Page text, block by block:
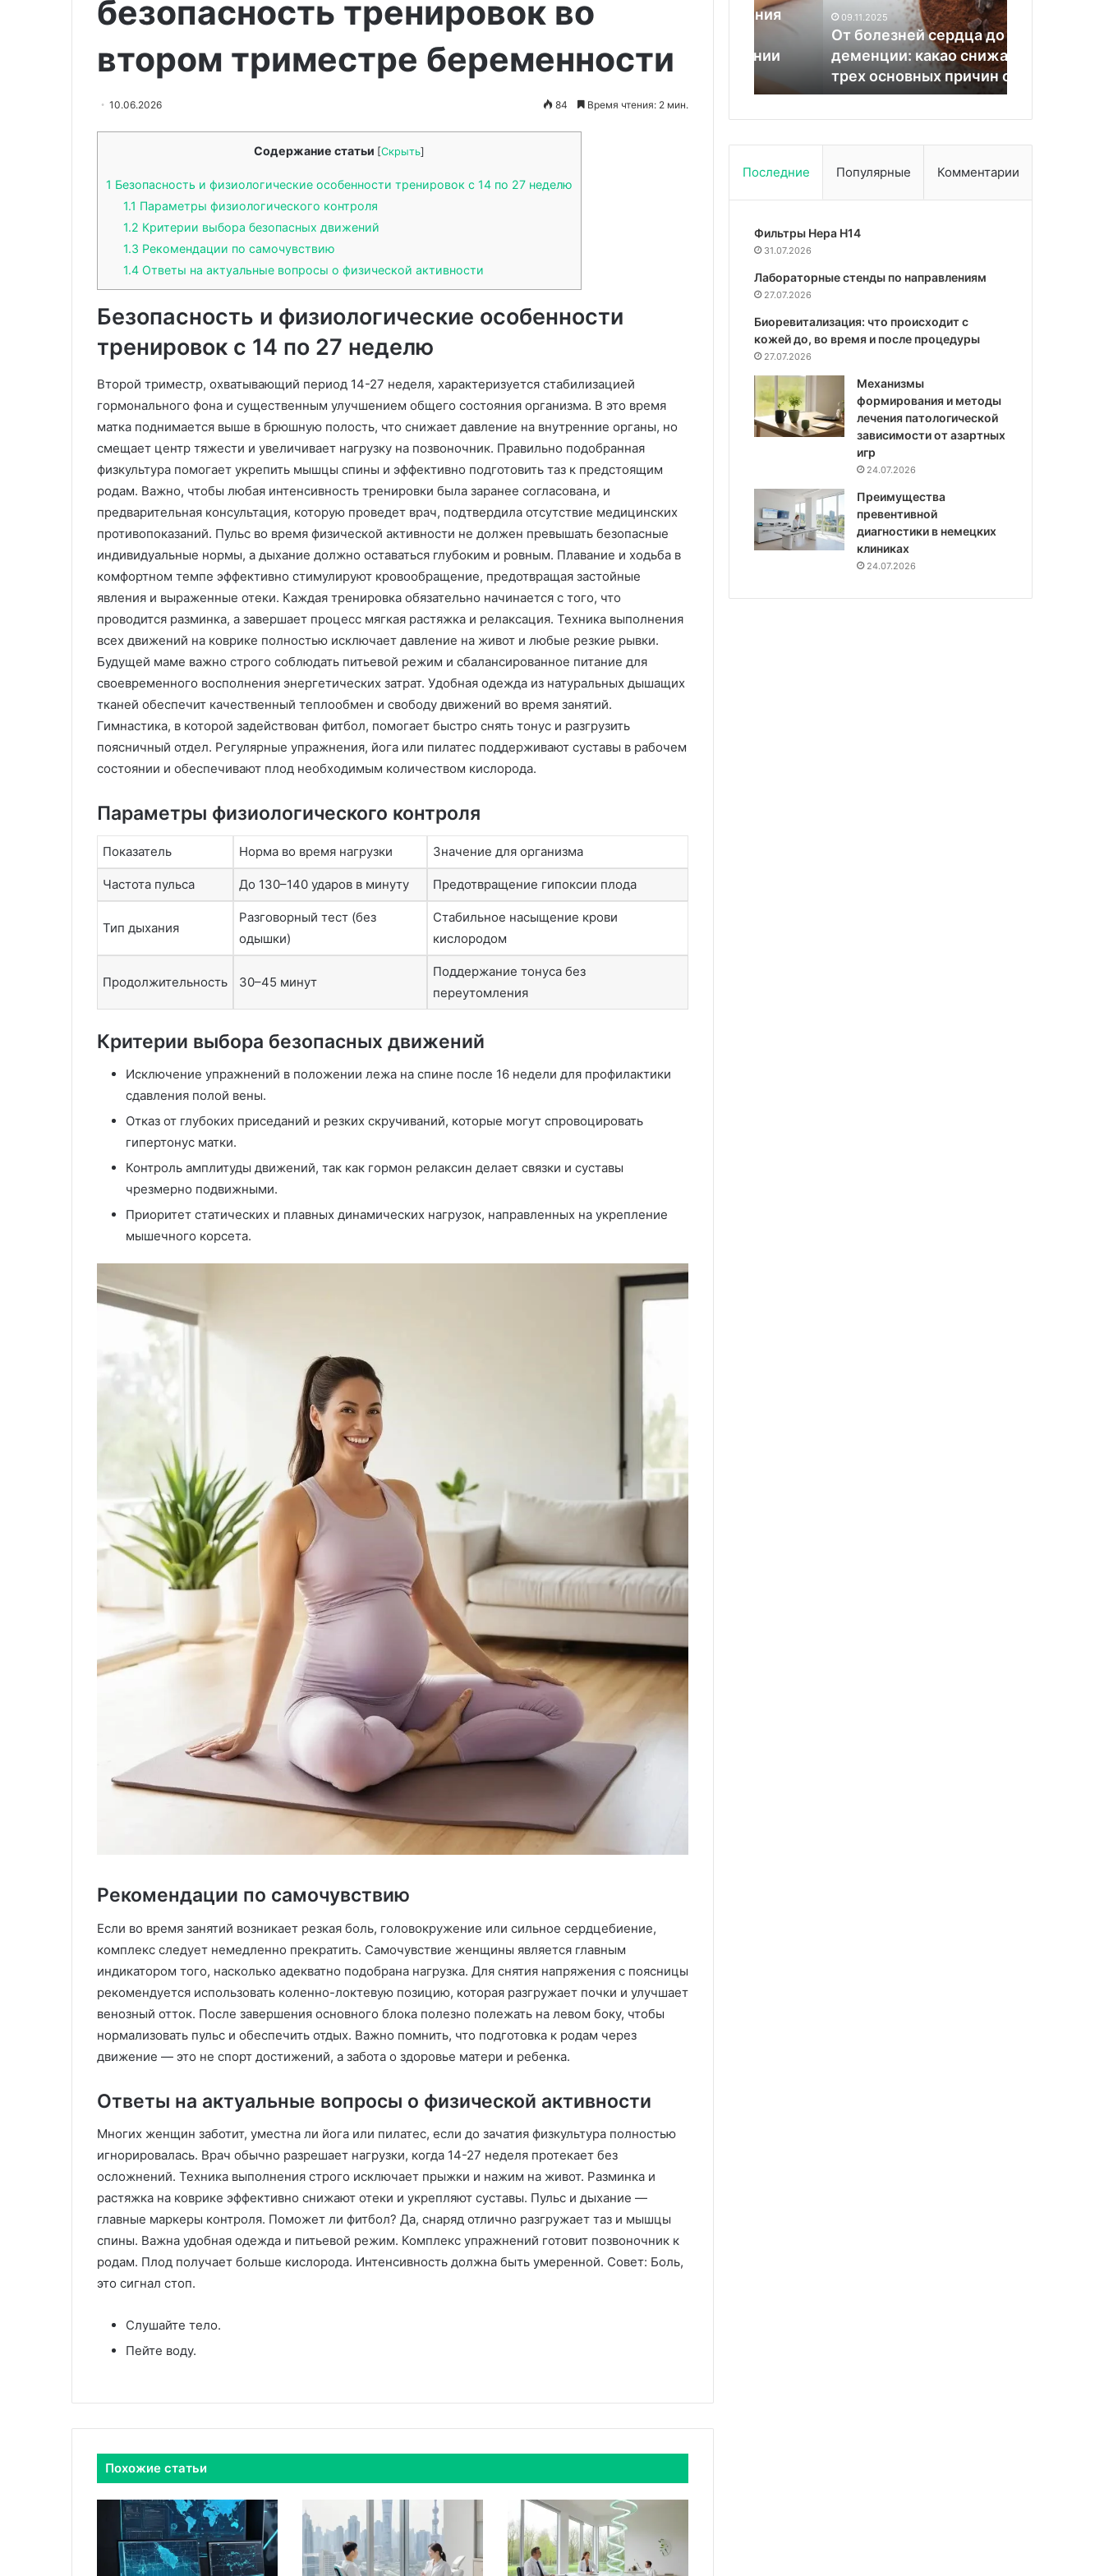
безопасность тренировок во
втором триместре беременности
10.06.2026 84 Время чтения: 2 мин.
Содержание статьи [Скрыть]
1 Безопасность и физиологические особенности тренировок с 14 по 27 неделю
1.1 Параметры физиологического контроля
1.2 Критерии выбора безопасных движений
1.3 Рекомендации по самочувствию
1.4 Ответы на актуальные вопросы о физической активности
Безопасность и физиологические особенности
тренировок с 14 по 27 неделю
Второй триместр, охватывающий период 14-27 неделя, характеризуется стабилизацией
гормонального фона и существенным улучшением общего состояния организма. В это время
матка поднимается выше в брюшную полость, что снижает давление на внутренние органы, но
смещает центр тяжести и увеличивает нагрузку на позвоночник. Правильно подобранная
физкультура помогает укрепить мышцы спины и эффективно подготовить таз к предстоящим
родам. Важно, чтобы любая интенсивность тренировки была заранее согласована, и
предварительная консультация, которую проведет врач, подтвердила отсутствие медицинских
противопоказаний. Пульс во время физической активности не должен превышать безопасные
индивидуальные нормы, а дыхание должно оставаться глубоким и ровным. Плавание и ходьба в
комфортном темпе эффективно стимулируют кровообращение, предотвращая застойные
явления и выраженные отеки. Каждая тренировка обязательно начинается с того, что
проводится разминка, а завершает процесс мягкая растяжка и релаксация. Техника выполнения
всех движений на коврике полностью исключает давление на живот и любые резкие рывки.
Будущей маме важно строго соблюдать питьевой режим и сбалансированное питание для
своевременного восполнения энергетических затрат. Удобная одежда из натуральных дышащих
тканей обеспечит качественный теплообмен и свободу движений во время занятий.
Гимнастика, в которой задействован фитбол, помогает быстро снять тонус и разгрузить
поясничный отдел. Регулярные упражнения, йога или пилатес поддерживают суставы в рабочем
состоянии и обеспечивают плод необходимым количеством кислорода.
Параметры физиологического контроля
Показатель Норма во время нагрузки Значение для организма
Частота пульса До 130–140 ударов в минуту Предотвращение гипоксии плода
Тип дыхания
Разговорный тест (без
одышки)
Стабильное насыщение крови
кислородом
Продолжительность 30–45 минут
Поддержание тонуса без
переутомления
Критерии выбора безопасных движений
Исключение упражнений в положении лежа на спине после 16 недели для профилактики
сдавления полой вены.
Отказ от глубоких приседаний и резких скручиваний, которые могут спровоцировать
гипертонус матки.
Контроль амплитуды движений, так как гормон релаксин делает связки и суставы
чрезмерно подвижными.
Приоритет статических и плавных динамических нагрузок, направленных на укрепление
мышечного корсета.
Рекомендации по самочувствию
Если во время занятий возникает резкая боль, головокружение или сильное сердцебиение,
комплекс следует немедленно прекратить. Самочувствие женщины является главным
индикатором того, насколько адекватно подобрана нагрузка. Для снятия напряжения с поясницы
рекомендуется использовать коленно-локтевую позицию, которая разгружает почки и улучшает
венозный отток. После завершения основного блока полезно полежать на левом боку, чтобы
нормализовать пульс и обеспечить отдых. Важно помнить, что подготовка к родам через
движение — это не спорт достижений, а забота о здоровье матери и ребенка.
Ответы на актуальные вопросы о физической активности
Многих женщин заботит, уместна ли йога или пилатес, если до зачатия физкультура полностью
игнорировалась. Врач обычно разрешает нагрузки, когда 14-27 неделя протекает без
осложнений. Техника выполнения строго исключает прыжки и нажим на живот. Разминка и
растяжка на коврике эффективно снижают отеки и укрепляют суставы. Пульс и дыхание —
главные маркеры контроля. Поможет ли фитбол? Да, снаряд отлично разгружает таз и мышцы
спины. Важна удобная одежда и питьевой режим. Комплекс упражнений готовит позвоночник к
родам. Плод получает больше кислорода. Интенсивность должна быть умеренной. Совет: Боль,
это сигнал стоп.
Слушайте тело.
Пейте воду.
Похожие статьи
помогает омолодить лицо:
мнение косметолога
разных
отцов
Девушка родила близнецов от
двух разных отцов
и
роль
в
восстановлении
Механизмы возникновения
массажа в восстановлении
подвижности
какао
снижает
трех
основных
причин
09.11.2025
От болезней сердца до
деменции: какао снижает риск
трех основных причин смерти
зависимость
от
сладкого
Последние Популярные Комментарии
Фильтры Hepa Н14
31.07.2026
Лабораторные стенды по направлениям
27.07.2026
Биоревитализация: что происходит с
кожей до, во время и после процедуры
27.07.2026
Механизмы
формирования и методы
лечения патологической
зависимости от азартных
игр
24.07.2026
Преимущества
превентивной
диагностики в немецких
клиниках
24.07.2026